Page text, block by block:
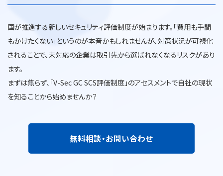
国が推進する新しいセキュリティ評価制度が始まります。「費用も手間
もかけたくない」というのが本音かもしれませんが、対策状況が可視化
されることで、未対応の企業は取引先から選ばれなくなるリスクがあり
ます。
まずは焦らず、「V-Sec GC SCS評価制度」のアセスメントで自社の現状
を知ることから始めませんか？
無料相談・お問い合わせ